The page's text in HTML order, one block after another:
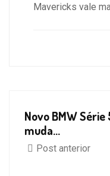
Mavericks vale
Novo BMW
muda...
Post anterior